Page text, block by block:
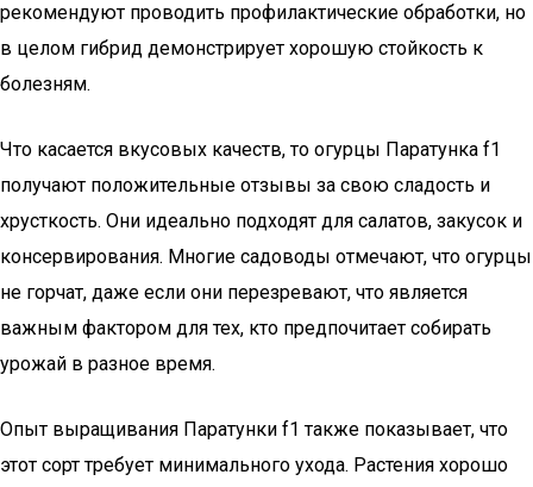
рекомендуют проводить профилактические обработки, но
в целом гибрид демонстрирует хорошую стойкость к
болезням.
Что касается вкусовых качеств, то огурцы Паратунка f1
получают положительные отзывы за свою сладость и
хрусткость. Они идеально подходят для салатов, закусок и
консервирования. Многие садоводы отмечают, что огурцы
не горчат, даже если они перезревают, что является
важным фактором для тех, кто предпочитает собирать
урожай в разное время.
Опыт выращивания Паратунки f1 также показывает, что
этот сорт требует минимального ухода. Растения хорошо